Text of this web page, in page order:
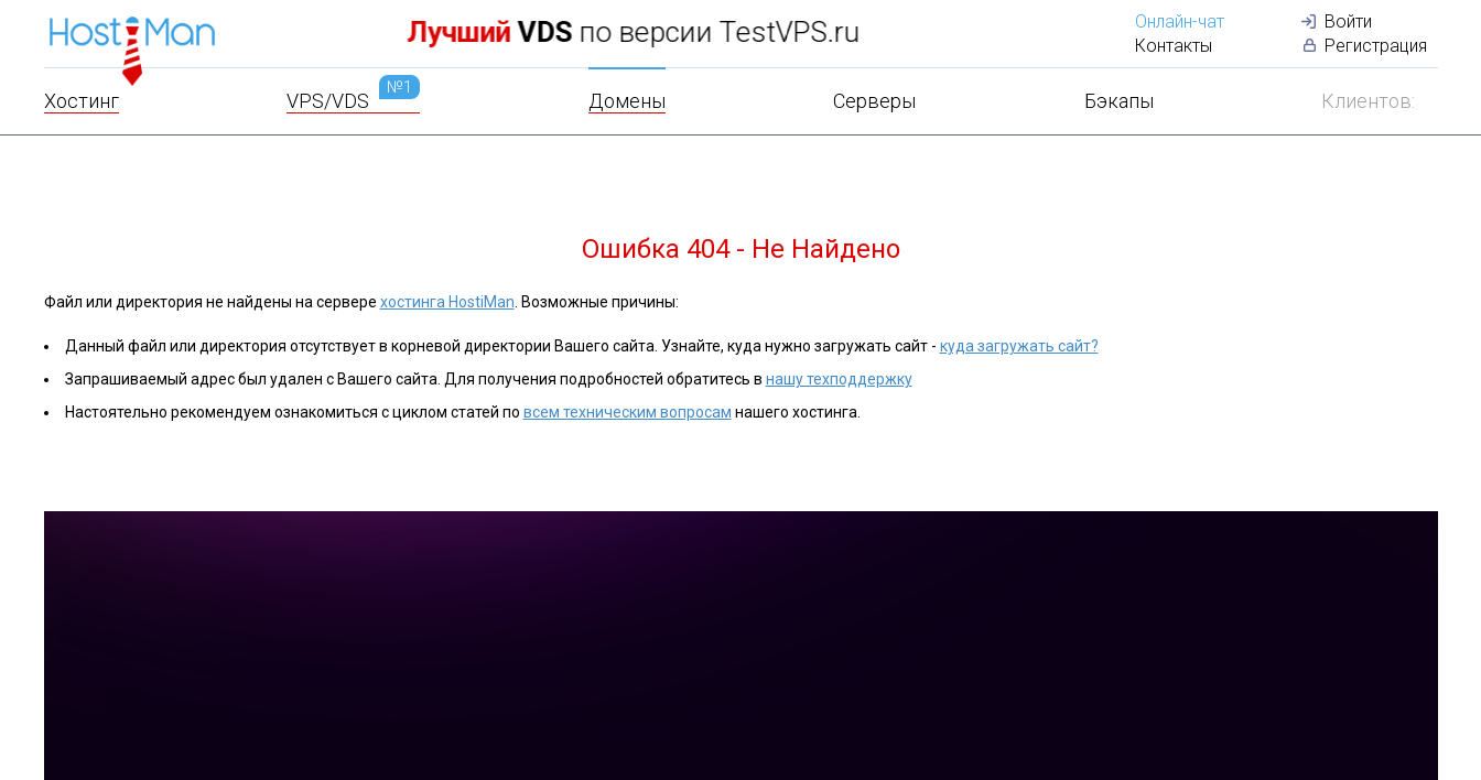
Онлайн-чат
Контакты
Войти
Регистрация
Домен вподарок при заказе хостинга! 50+
Хостинг VPS/VDS
№1
Домены Cерверы Бэкапы Клиентов:
Ошибка 404 - Не Найдено
Файл или директория не найдены на сервере хостинга HostiMan . Возможные причины:
Данный файл или директория отсутствует в корневой директории Вашего сайта. Узнайте, куда нужно загружать сайт - куда загружать сайт?
Запрашиваемый адрес был удален с Вашего сайта. Для получения подробностей обратитесь в нашу техподдержку
Настоятельно рекомендуем ознакомиться с циклом статей по всем техническим вопросам нашего хостинга.